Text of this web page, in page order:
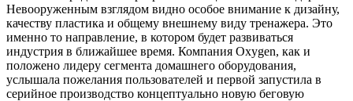
Невооруженным взглядом видно особое внимание к дизайну,
качеству пластика и общему внешнему виду тренажера. Это
именно то направление, в котором будет развиваться
индустрия в ближайшее время. Компания Oxygen, как и
положено лидеру сегмента домашнего оборудования,
услышала пожелания пользователей и первой запустила в
серийное производство концептуально новую беговую